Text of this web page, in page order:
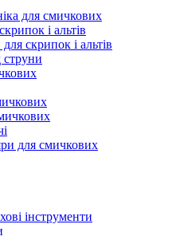
для смичкових
і альтів
скрипок і альтів
струни
для смичкових
інструменти